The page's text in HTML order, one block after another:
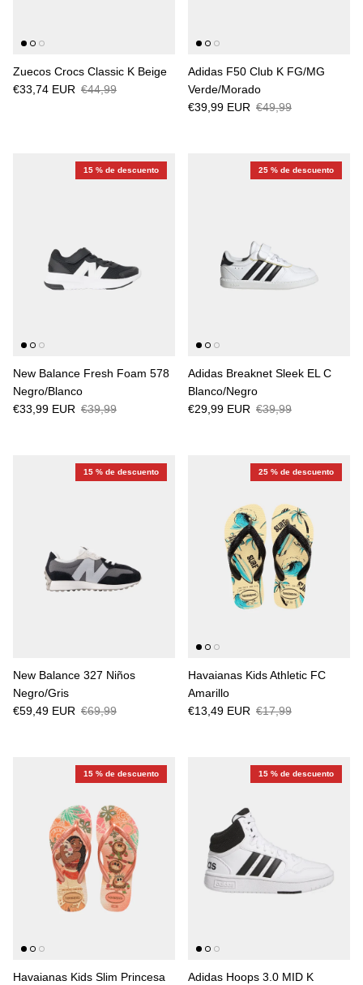
Zuecos Crocs Classic K Beige
€33,74 EUR €44,99
Adidas F50 Club K FG/MG
Verde/Morado
€39,99 EUR €49,99
15 % de descuento
New Balance Fresh Foam 578
Negro/Blanco
€33,99 EUR €39,99
25 % de descuento
Adidas Breaknet Sleek EL C
Blanco/Negro
€29,99 EUR €39,99
15 % de descuento
New Balance 327 Niños
Negro/Gris
€59,49 EUR €69,99
25 % de descuento
Havaianas Kids Athletic FC
Amarillo
€13,49 EUR €17,99
15 % de descuento
Havaianas Kids Slim Princesa
15 % de descuento
Adidas Hoops 3.0 MID K